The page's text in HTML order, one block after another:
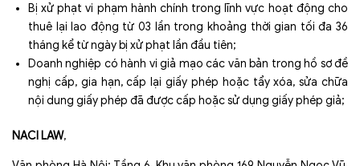
Bị xử phạt vi phạm hành chính trong lĩnh vực hoạt động cho
thuê lại lao động từ 03 lần trong khoảng thời gian tối đa 36
tháng kể từ ngày bị xử phạt lần đầu tiên;
Doanh nghiệp có hành vi giả mạo các văn bản trong hồ sơ đề
nghị cấp, gia hạn, cấp lại giấy phép hoặc tẩy xóa, sửa chữa
nội dung giấy phép đã được cấp hoặc sử dụng giấy phép giả;
NACI LAW,